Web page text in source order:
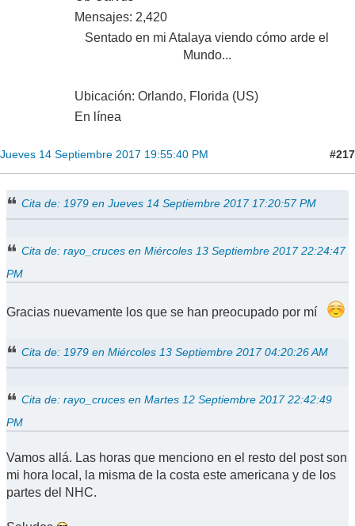
Mensajes: 2,420
Sentado en mi Atalaya viendo cómo arde el
Mundo...
Ubicación: Orlando, Florida (US)
En línea
Jueves 14 Septiembre 2017 19:55:40 PM #217
Cita de: 1979 en Jueves 14 Septiembre 2017 17:20:57 PM
Cita de: rayo_cruces en Miércoles 13 Septiembre 2017 22:24:47
PM
Gracias nuevamente los que se han preocupado por mí
Cita de: 1979 en Miércoles 13 Septiembre 2017 04:20:26 AM
Cita de: rayo_cruces en Martes 12 Septiembre 2017 22:42:49
PM
Vamos allá. Las horas que menciono en el resto del post son
mi hora local, la misma de la costa este americana y de los
partes del NHC.